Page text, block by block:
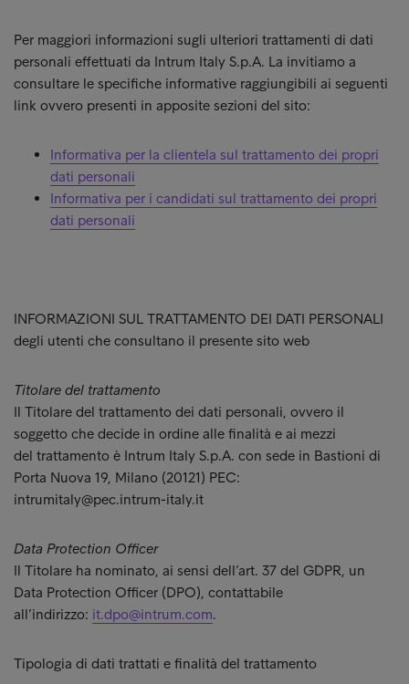
Per maggiori informazioni sugli ulteriori trattamenti di dati
personali effettuati da Intrum Italy S.p.A. La invitiamo a
consultare le specifiche informative raggiungibili ai seguenti
link ovvero presenti in apposite sezioni del sito:
Informativa per la clientela sul trattamento dei propri
dati personali
Informativa per i candidati sul trattamento dei propri
dati personali
INFORMAZIONI SUL TRATTAMENTO DEI DATI PERSONALI
degli utenti che consultano il presente sito web
Titolare del trattamento
Il Titolare del trattamento dei dati personali, ovvero il
soggetto che decide in ordine alle finalità e ai mezzi
del trattamento è Intrum Italy S.p.A. con sede in Bastioni di
Porta Nuova 19, Milano (20121) PEC:
intrumitaly@pec.intrum-italy.it
Data Protection Officer
Il Titolare ha nominato, ai sensi dell’art. 37 del GDPR, un
Data Protection Officer (DPO), contattabile
all’indirizzo: it.dpo@intrum.com.
Tipologia di dati trattati e finalità del trattamento